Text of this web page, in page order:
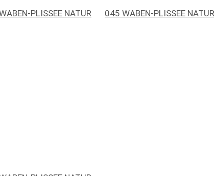
PLISSEE NATUR 045 WABEN-PLISSEE NATUR